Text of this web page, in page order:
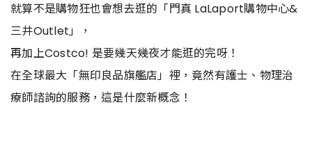
就算不是購物狂也會想去逛的「門真 LaLaport購物中心&
三井Outlet」，
再加上Costco! 是要幾天幾夜才能逛的完呀！
在全球最大「無印良品旗艦店」裡，竟然有護士、物理治
療師諮詢的服務，這是什麼新概念！